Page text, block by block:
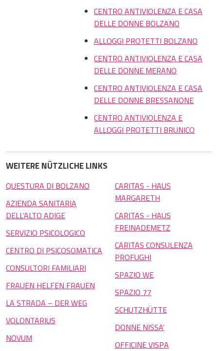
CENTRO ANTIVIOLENZA E CASA
DELLE DONNE BOLZANO
ALLOGGI PROTETTI BOLZANO
CENTRO ANTIVIOLENZA E CASA
DELLE DONNE MERANO
CENTRO ANTIVIOLENZA E CASA
DELLE DONNE BRESSANONE
CENTRO ANTIVIOLENZA E
ALLOGGI PROTETTI BRUNICO
WEITERE NÜTZLICHE LINKS
QUESTURA DI BOLZANO
AZIENDA SANITARIA
DELL’ALTO ADIGE
SERVIZIO PSICOLOGICO
CENTRO DI PSICOSOMATICA
CONSULTORI FAMILIARI
FRAUEN HELFEN FRAUEN
LA STRADA – DER WEG
VOLONTARIUS
NOVUM
CARITAS - HAUS
MARGARETH
CARITAS - HAUS
FREINADEMETZ
CARITAS CONSULENZA
PROFUGHI
SPAZIO WE
SPAZIO 77
SCHUTZHÜTTE
DONNE NISSA’
OFFICINE VISPA